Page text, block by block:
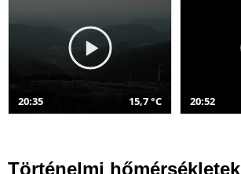
20:35 15,7 °C 20:52
Történelmi hőmérsékletek